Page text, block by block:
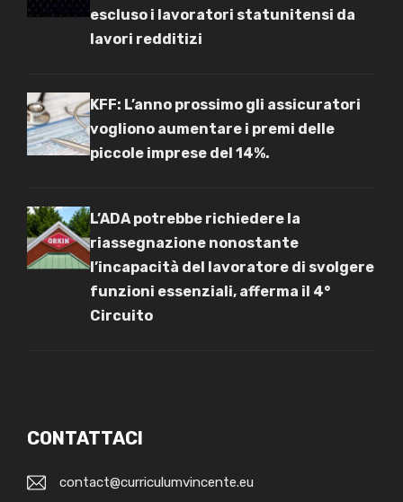
escluso i lavoratori statunitensi da
lavori redditizi
KFF: L’anno prossimo gli assicuratori
vogliono aumentare i premi delle
piccole imprese del 14%.
L’ADA potrebbe richiedere la
riassegnazione nonostante
l’incapacità del lavoratore di svolgere
funzioni essenziali, afferma il 4°
Circuito
CONTATTACI
contact@curriculumvincente.eu